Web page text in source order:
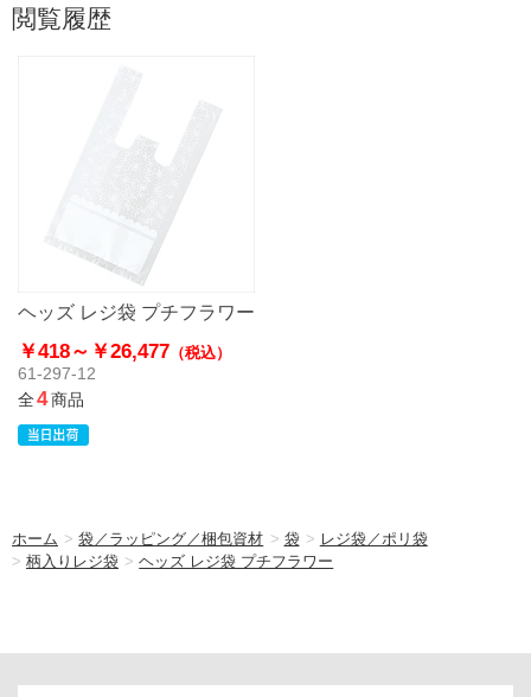
閲覧履歴
ヘッズ レジ袋 プチフラワー
￥418～ ￥26,477 （税込）
61-297-12
全4商品
ホーム >袋／ラッピング／梱包資材 > 袋 > レジ袋／ポリ袋
> 柄入りレジ袋 >ヘッズ レジ袋 プチフラワー